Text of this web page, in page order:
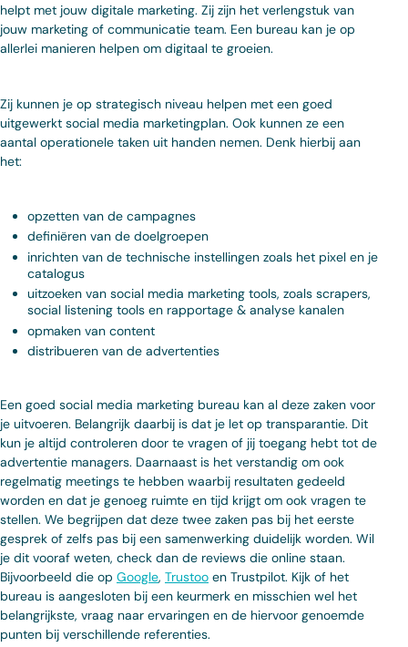
helpt met jouw digitale marketing. Zij zijn het verlengstuk van
jouw marketing of communicatie team. Een bureau kan je op
allerlei manieren helpen om digitaal te groeien.
Zij kunnen je op strategisch niveau helpen met een goed
uitgewerkt social media marketingplan. Ook kunnen ze een
aantal operationele taken uit handen nemen. Denk hierbij aan
het:
opzetten van de campagnes
definiëren van de doelgroepen
inrichten van de technische instellingen zoals het pixel en je
catalogus
uitzoeken van social media marketing tools, zoals scrapers,
social listening tools en rapportage & analyse kanalen
opmaken van content
distribueren van de advertenties
Een goed social media marketing bureau kan al deze zaken voor
je uitvoeren. Belangrijk daarbij is dat je let op transparantie. Dit
kun je altijd controleren door te vragen of jij toegang hebt tot de
advertentie managers. Daarnaast is het verstandig om ook
regelmatig meetings te hebben waarbij resultaten gedeeld
worden en dat je genoeg ruimte en tijd krijgt om ook vragen te
stellen. We begrijpen dat deze twee zaken pas bij het eerste
gesprek of zelfs pas bij een samenwerking duidelijk worden. Wil
je dit vooraf weten, check dan de reviews die online staan.
Bijvoorbeeld die op Google, Trustoo en Trustpilot. Kijk of het
bureau is aangesloten bij een keurmerk en misschien wel het
belangrijkste, vraag naar ervaringen en de hiervoor genoemde
punten bij verschillende referenties.